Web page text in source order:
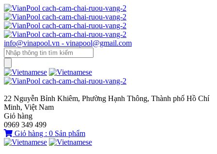
info@vinapool.vn - vinapool@gmail.com
22 Nguyễn Bỉnh Khiêm, Phường Hạnh Thông, Thành phố Hồ Chí
Minh, Việt Nam
Giỏ hàng
0969 349 499
Giỏ hàng : 0 Sản phẩm